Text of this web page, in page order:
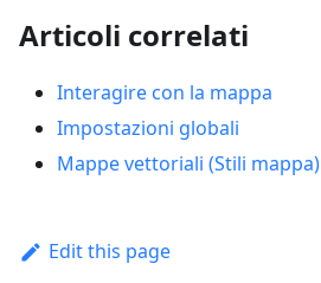
Articoli correlati
Interagire con la mappa
Impostazioni globali
Mappe vettoriali (Stili mappa)
Edit this page